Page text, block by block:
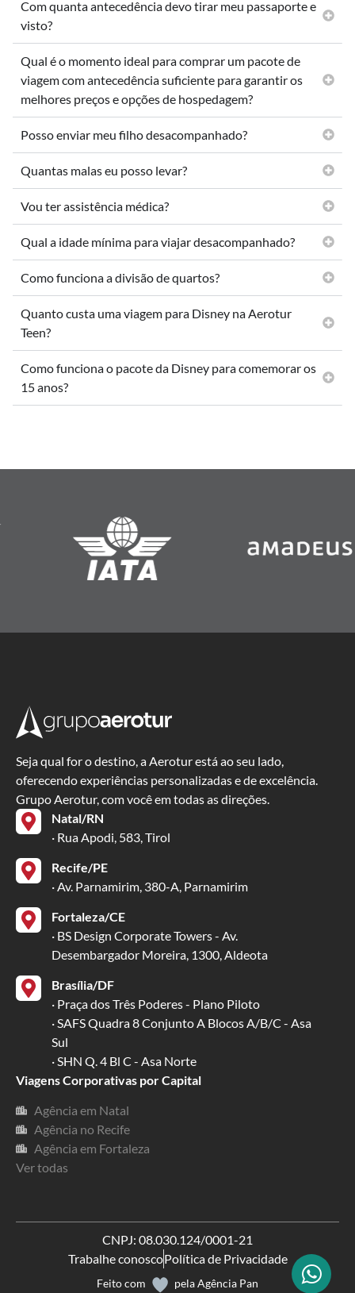
Com quanta antecedência devo tirar meu passaporte e
visto?
Qual é o momento ideal para comprar um pacote de
viagem com antecedência suficiente para garantir os
melhores preços e opções de hospedagem?
Posso enviar meu filho desacompanhado?
Quantas malas eu posso levar?
Vou ter assistência médica?
Qual a idade mínima para viajar desacompanhado?
Como funciona a divisão de quartos?
Quanto custa uma viagem para Disney na Aerotur
Teen?
Como funciona o pacote da Disney para comemorar os
15 anos?
Seja qual for o destino, a Aerotur está ao seu lado,
oferecendo experiências personalizadas e de excelência.
Grupo Aerotur, com você em todas as direções.
Natal/RN
· Rua Apodi, 583, Tirol
Recife/PE
· Av. Parnamirim, 380-A, Parnamirim
Fortaleza/CE
· BS Design Corporate Towers - Av.
Desembargador Moreira, 1300, Aldeota
Brasília/DF
· Praça dos Três Poderes - Plano Piloto
· SAFS Quadra 8 Conjunto A Blocos A/B/C - Asa
Sul
· SHN Q. 4 Bl C - Asa Norte
Viagens Corporativas por Capital
Agência em Natal
Agência no Recife
Agência em Fortaleza
Ver todas
Feito com pelaAgência Pan
CNPJ: 08.030.124/0001-21
Trabalhe conoscoPolítica de Privacidade